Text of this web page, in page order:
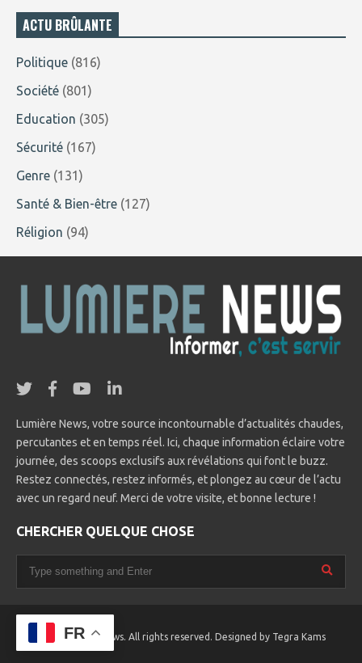
ACTU BRÛLANTE
Politique (816)
Société (801)
Education (305)
Sécurité (167)
Genre (131)
Santé & Bien-être (127)
Réligion (94)
Lumière News, votre source incontournable d’actualités chaudes,
percutantes et en temps réel. Ici, chaque information éclaire votre
journée, des scoops exclusifs aux révélations qui font le buzz.
Restez connectés, restez informés, et plongez au cœur de l’actu
avec un regard neuf. Merci de votre visite, et bonne lecture !
CHERCHER QUELQUE CHOSE
© 2025 Lumière News. All rights reserved. Designed by Tegra Kams
FR